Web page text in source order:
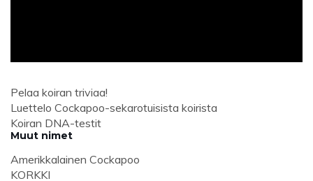
Pelaa koiran triviaa!
Luettelo Cockapoo-sekarotuisista koirista
Koiran DNA-testit
Muut nimet
Amerikkalainen Cockapoo
KORKKI